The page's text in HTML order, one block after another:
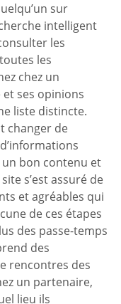
sur
intelligent
les
les
chez un
ses opinions
liste distincte.
changer de
bon contenu et
s’est assuré de
et agréables qui
de ces étapes
des passe-temps
des
rencontres des
un partenaire,
lieu ils